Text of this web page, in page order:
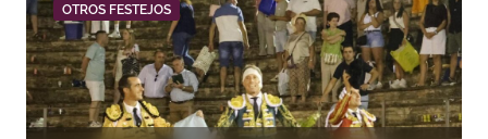
OTROS FESTEJOS